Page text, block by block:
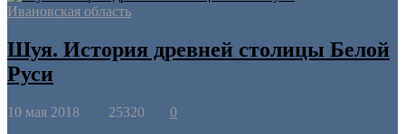
Ивановская область
Шуя. История древней столицы Белой
Руси
10 мая 2018 25320 0